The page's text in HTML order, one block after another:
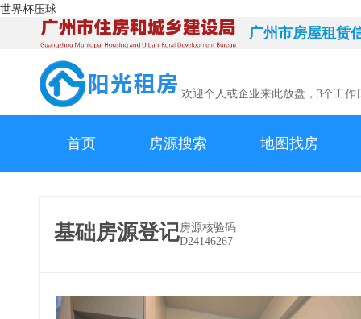
世界杯压球
广州市房屋租赁
欢迎个人或企业来此放盘，3个工作
首页 房源搜索 地图找房
基础房源登记房源核验码
D24146267